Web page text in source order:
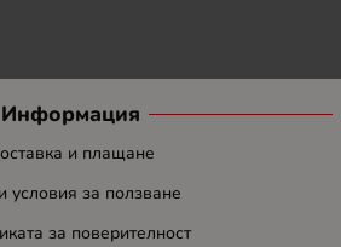
Информация
и плащане
условия за ползване
за поверителност